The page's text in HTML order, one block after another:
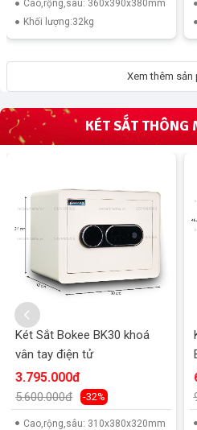
Cao,rộng,sâu: 360x390x380mm
Khối lượng:32kg
Xem thêm sản
KÉT SẮT THÔNG
Két Sắt Bokee BK30 khoá
vân tay điện tử
3.795.000đ
5.600.000đ -32%
Cao,rộng,sâu: 310x380x320mm